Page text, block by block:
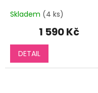
Skladem (4 ks)
1 590 Kč
DETAIL